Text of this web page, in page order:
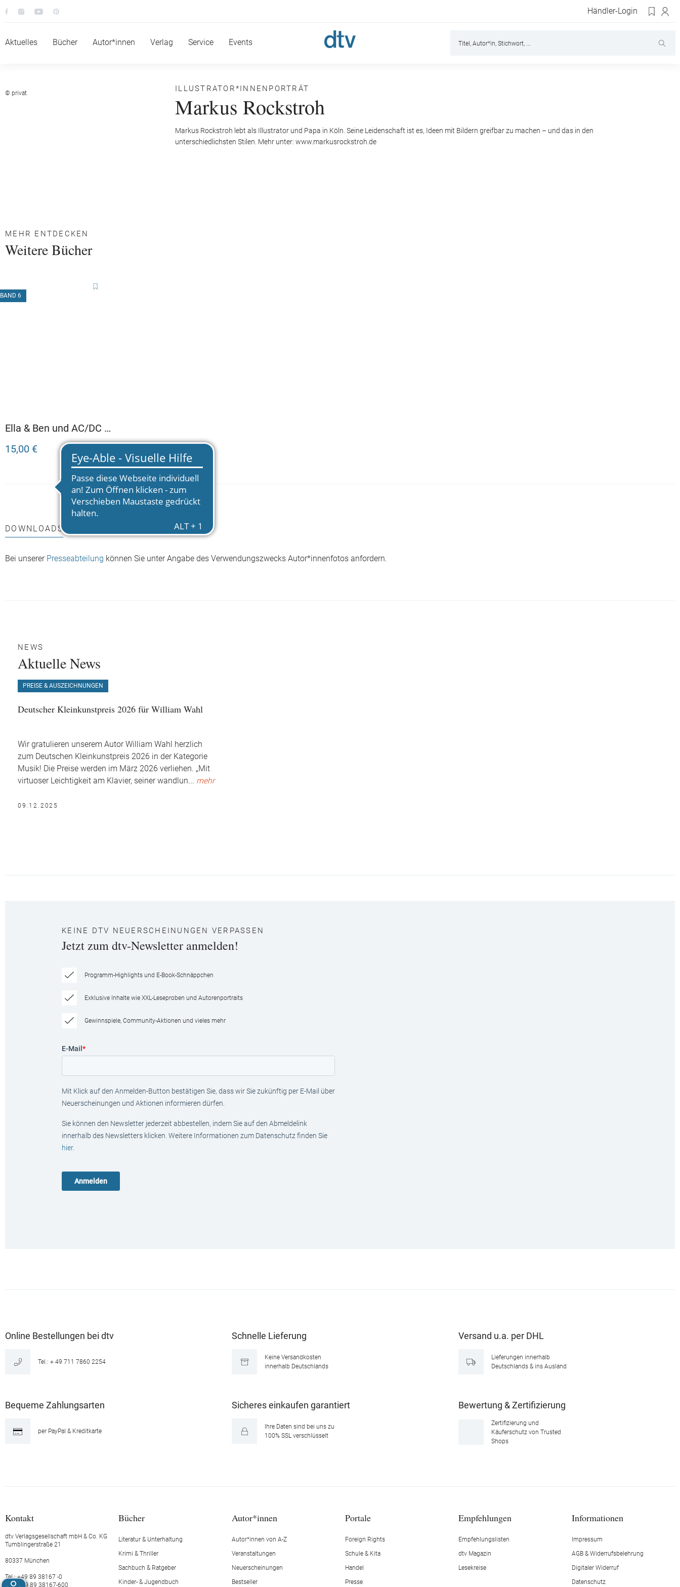
Händler-Login
Aktuelles Bücher Autor*innen Verlag Service Events
© privat ILLUSTRATOR*INNENPORTRÄT
Markus Rockstroh
Markus Rockstroh lebt als Illustrator und Papa in Köln. Seine Leidenschaft ist es, Ideen mit Bildern greifbar zu machen – und das in den
unterschiedlichsten Stilen. Mehr unter: www.markusrockstroh.de
MEHR ENTDECKEN
Weitere Bücher
BAND 6
Ella & Ben und AC/DC –
Von Donnerblitzen,
Höllenglocken und
15,00 €
DOWNLOADS
Bei unserer Presseabteilung können Sie unter Angabe des Verwendungszwecks Autor*innenfotos anfordern.
NEWS
Aktuelle News
PREISE & AUSZEICHNUNGEN
Deutscher Kleinkunstpreis 2026 für William Wahl
Wir gratulieren unserem Autor William Wahl herzlich
zum Deutschen Kleinkunstpreis 2026 in der Kategorie
Musik! Die Preise werden im März 2026 verliehen. „Mit
virtuoser Leichtigkeit am Klavier, seiner wandlun... mehr
09.12.2025
KEINE DTV NEUERSCHEINUNGEN VERPASSEN
Jetzt zum dtv-Newsletter anmelden!
Programm-Highlights und E-Book-Schnäppchen
Exklusive Inhalte wie XXL-Leseproben und Autorenportraits
Gewinnspiele, Community-Aktionen und vieles mehr
E-Mail *
Mit Klick auf den Anmelden-Button bestätigen Sie, dass wir Sie zukünftig per E-Mail über
Neuerscheinungen und Aktionen informieren dürfen.
Sie können den Newsletter jederzeit abbestellen, indem Sie auf den Abmeldelink
innerhalb des Newsletters klicken. Weitere Informationen zum Datenschutz finden Sie
hier.
Online Bestellungen bei dtv
Tel.: + 49 711 7860 2254
Schnelle Lieferung
Keine Versandkosten
innerhalb Deutschlands
Versand u.a. per DHL
Lieferungen innerhalb
Deutschlands & ins Ausland
Bequeme Zahlungsarten
per PayPal & Kreditkarte
Sicheres einkaufen garantiert
Ihre Daten sind bei uns zu
100% SSL verschlüsselt
Bewertung & Zertifizierung
Zertifizierung und
Käuferschutz von Trusted
Shops
Kontakt
dtv Verlagsgesellschaft mbH & Co. KG
Tumblingerstraße 21
80337 München
Tel.: +49 89 38167 -0
Fax: +49 89 38167-600
Bücher
Literatur & Unterhaltung
Krimi & Thriller
Sachbuch & Ratgeber
Kinder- & Jugendbuch
Autor*innen
Autor*innen von A-Z
Veranstaltungen
Neuerscheinungen
Bestseller
Portale
Foreign Rights
Schule & Kita
Handel
Presse
Empfehlungen
Empfehlungslisten
dtv Magazin
Lesekreise
Informationen
Impressum
AGB & Widerrufsbelehrung
Digitaler Widerruf
Datenschutz